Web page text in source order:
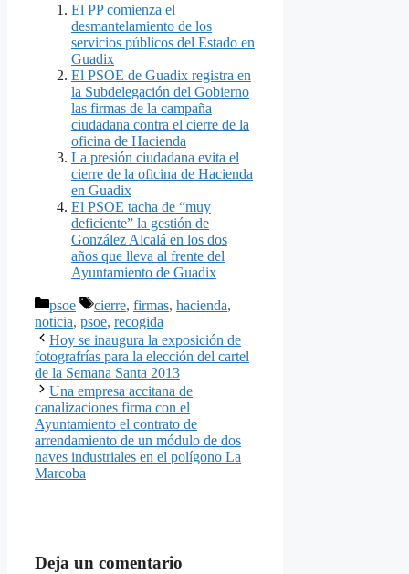
El PP comienza el
desmantelamiento de los
servicios públicos del Estado en
Guadix
El PSOE de Guadix registra en
la Subdelegación del Gobierno
las firmas de la campaña
ciudadana contra el cierre de la
oficina de Hacienda
La presión ciudadana evita el
cierre de la oficina de Hacienda
en Guadix
El PSOE tacha de “muy
deficiente” la gestión de
González Alcalá en los dos
años que lleva al frente del
Ayuntamiento de Guadix
Categorías
psoe Etiquetas
cierre, firmas, hacienda,
noticia, psoe, recogida
Hoy se inaugura la exposición de
fotografrías para la elección del cartel
de la Semana Santa 2013
Una empresa accitana de
canalizaciones firma con el
Ayuntamiento el contrato de
arrendamiento de un módulo de dos
naves industriales en el polígono La
Marcoba
Deja un comentario